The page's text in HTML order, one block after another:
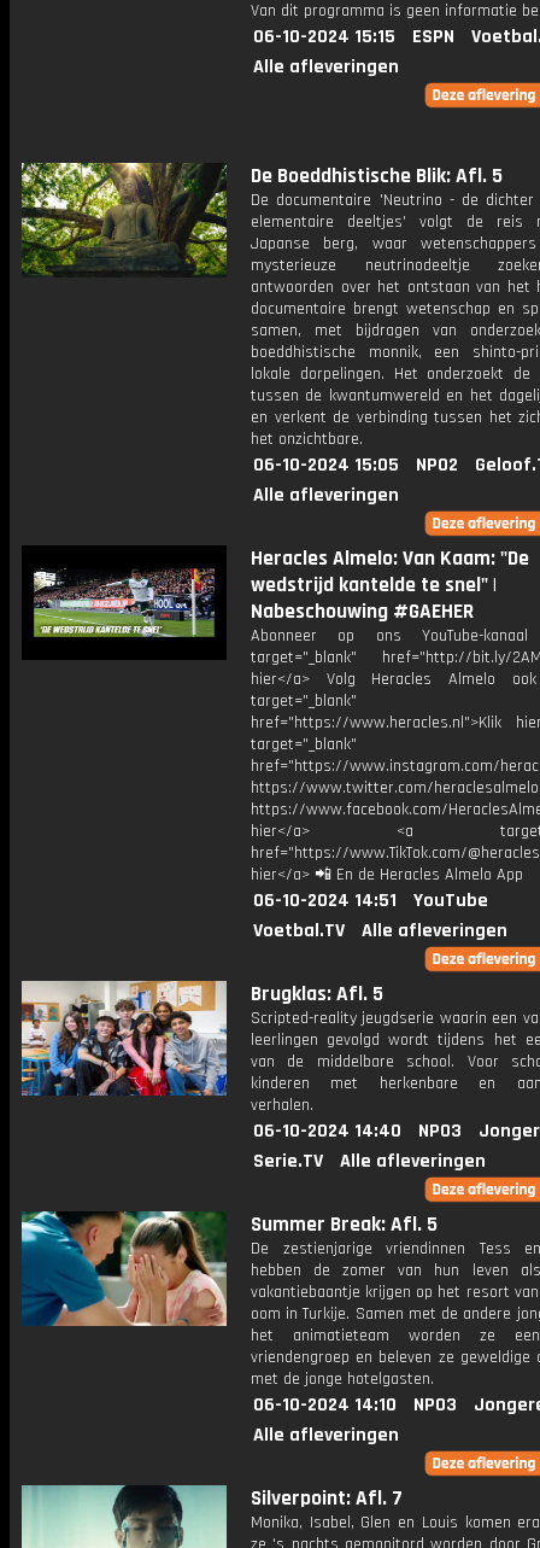
Van dit programma is geen informatie
06-10-2024 15:15 ESPN
Alle afleveringen
De Boeddhistische Blik: Afl. 5
De documentaire 'Neutrino - de
elementaire deeltjes' volgt de reis
Japanse berg, waar
mysterieuze neutrinodeeltje
antwoorden over het ontstaan van het
documentaire brengt wetenschap en
samen, met bijdragen van
boeddhistische monnik, een shinto-
lokale dorpelingen. Het onderzoekt de
tussen de kwantumwereld en het
en verkent de verbinding tussen het
het onzichtbare.
06-10-2024 15:05 NPO2
Alle afleveringen
Heracles Almelo: Van Kaam: "De
wedstrijd kantelde te snel" |
Nabeschouwing #GAEHER
Abonneer op ons YouTube-
target="_blank" href="http://bit.ly/
hier</a> Volg Heracles Almelo
target="_blank"
href="https://www.heracles.nl">Klik
target="_blank"
href="https://www.instagram.com/
https://www.twitter.com/heraclesalmelo
https://www.facebook.com/
hier</a> <a
href="https://www.TikTok.com/
hier</a> 📲 En de Heracles Almelo App
06-10-2024 14:51
YouTube
Voetbal.TV
Alle afleveringen
Brugklas: Afl. 5
Scripted-reality jeugdserie waarin een
leerlingen gevolgd wordt tijdens het
van de middelbare school. Voor
kinderen met herkenbare en
verhalen.
06-10-2024 14:40 NPO3
Serie.TV
Alle afleveringen
Summer Break: Afl. 5
De zestienjarige vriendinnen Tess
hebben de zomer van hun leven
vakantiebaantje krijgen op het resort
oom in Turkije. Samen met de andere
het animatieteam worden ze
vriendengroep en beleven ze geweldige
met de jonge hotelgasten.
06-10-2024 14:10 NPO3
Alle afleveringen
Silverpoint: Afl. 7
Monika, Isabel, Glen en Louis komen